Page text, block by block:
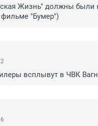
Жизнь" должны были
"Бумер")
всплывут в ЧВК